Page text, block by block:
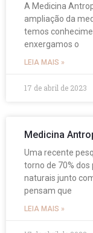
A Medicina
ampliação da
temos
enxergamos o
LEIA MAIS »
17 de abril de 2023
Medicina
Uma recente
torno de 70%
naturais junto
pensam que
LEIA MAIS »